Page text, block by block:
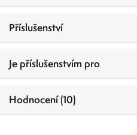
Příslušenství
Je příslušenstvím pro
Hodnocení (10)